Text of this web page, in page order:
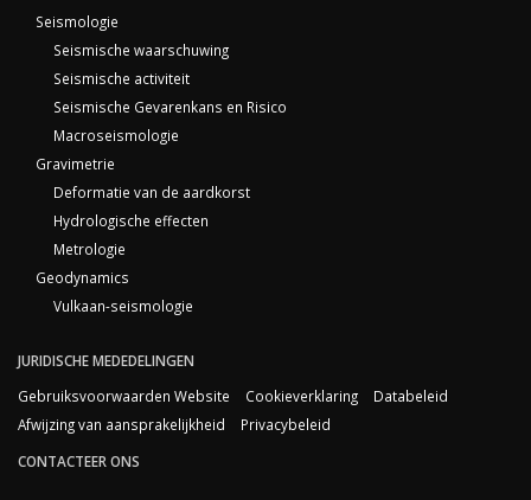
Seismologie
Seismische waarschuwing
Seismische activiteit
Seismische Gevarenkans en Risico
Macroseismologie
Gravimetrie
Deformatie van de aardkorst
Hydrologische effecten
Metrologie
Geodynamics
Vulkaan-seismologie
JURIDISCHE MEDEDELINGEN
Gebruiksvoorwaarden Website
Cookieverklaring
Databeleid
Afwijzing van aansprakelijkheid
Privacybeleid
CONTACTEER ONS